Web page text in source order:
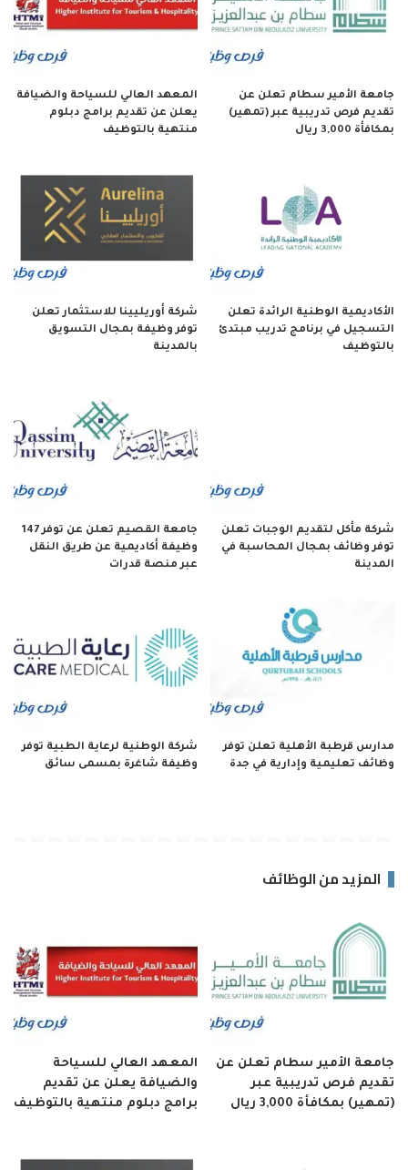
جامعة الأمير سطام تعلن عن
تقديم فرص تدريبية عبر (تمهير)
بمكافأة 3,000 ريال
المعهد العالي للسياحة والضيافة
يعلن عن تقديم برامج دبلوم
منتهية بالتوظيف
الأكاديمية الوطنية الرائدة تعلن
التسجيل في برنامج تدريب مبتدئ
بالتوظيف
شركة أوريليينا للاستثمار تعلن
توفر وظيفة بمجال التسويق
بالمدينة
شركة مأكل لتقديم الوجبات تعلن
توفر وظائف بمجال المحاسبة في
المدينة
جامعة القصيم تعلن عن توفر 147
وظيفة أكاديمية عن طريق النقل
عبر منصة قدرات
مدارس قرطبة الأهلية تعلن توفر
وظائف تعليمية وإدارية في جدة
شركة الوطنية لرعاية الطبية توفر
وظيفة شاغرة بمسمى سائق
المزيد من الوظائف
جامعة الأمير سطام تعلن عن
تقديم فرص تدريبية عبر
(تمهير) بمكافأة 3,000 ريال
المعهد العالي للسياحة
والضيافة يعلن عن تقديم
برامج دبلوم منتهية بالتوظيف